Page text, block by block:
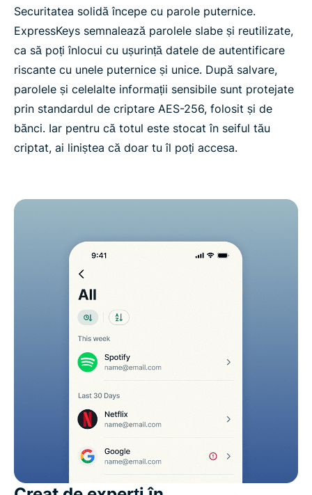
Securitatea solidă începe cu parole puternice.
ExpressKeys semnalează parolele slabe și reutilizate,
ca să poți înlocui cu ușurință datele de autentificare
riscante cu unele puternice și unice. După salvare,
parolele și celelalte informații sensibile sunt protejate
prin standardul de criptare AES-256, folosit și de
bănci. Iar pentru că totul este stocat în seiful tău
criptat, ai liniștea că doar tu îl poți accesa.